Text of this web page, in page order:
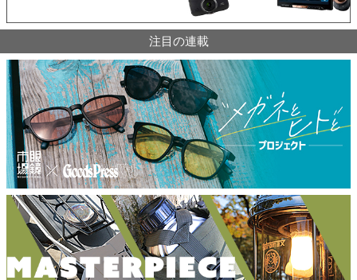
注目の連載